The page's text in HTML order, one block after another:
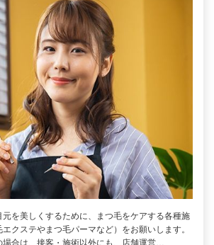
元を美しくするために、まつ毛をケアする各種施
クステやまつ毛パーマなど）をお願いします。